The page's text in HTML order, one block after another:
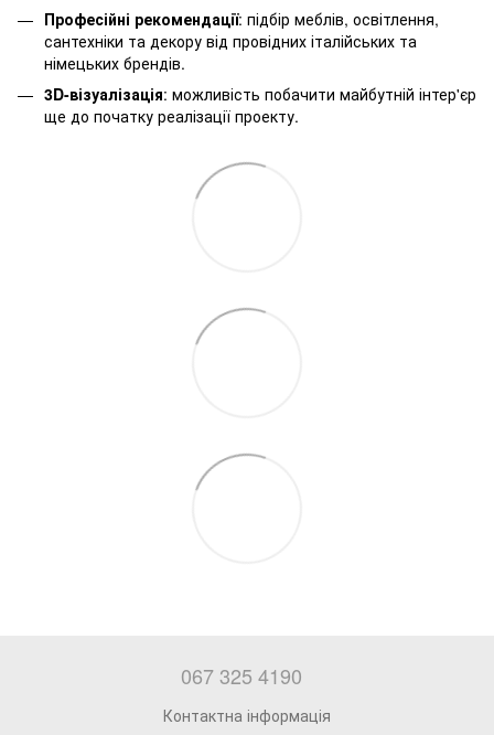
Професійні рекомендації: підбір меблів, освітлення,
сантехніки та декору від провідних італійських та
німецьких брендів.
3D-візуалізація: можливість побачити майбутній інтер'єр
ще до початку реалізації проекту.
067 325 4190
Контактна інформація